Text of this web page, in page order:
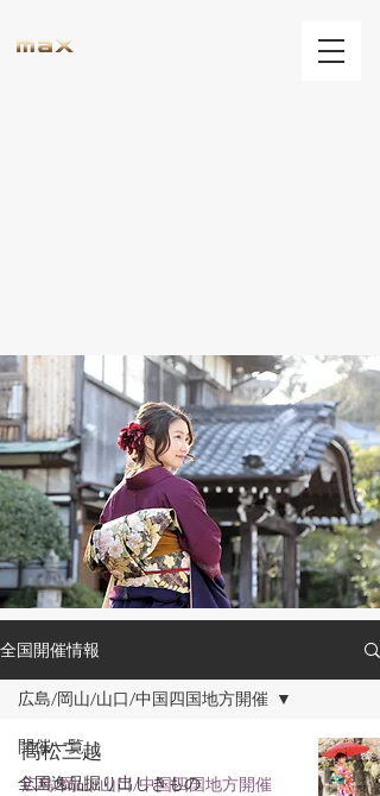
全国開催情報
開催一覧
全国逸品掘り出しきもの
広島/岡山/山口/中国四国地方開催
高松三越
広島/岡山/山口/中国四国地方開催